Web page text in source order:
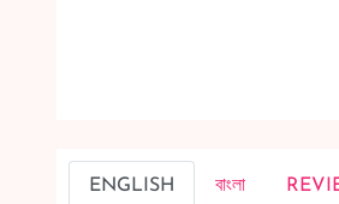
ENGLISH বাংলা